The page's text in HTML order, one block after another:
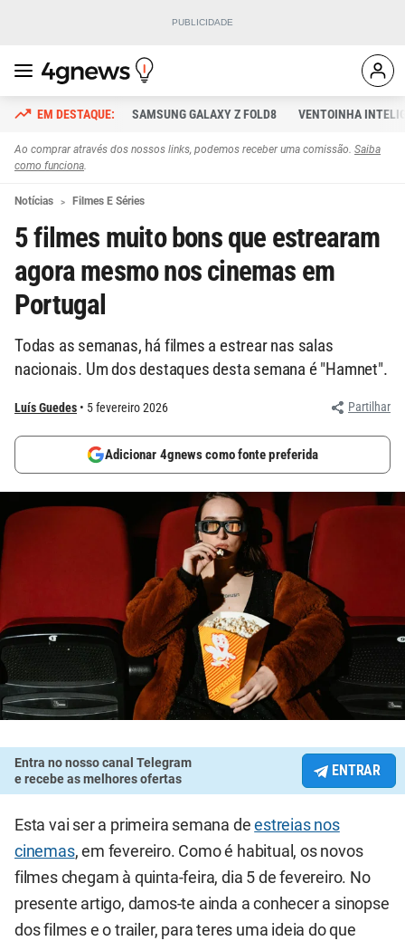
SAMSUNG GALAXY Z FOLD8 VENTOINHA
Ao comprar através dos nossos links, podemos receber uma comissão. Saiba
como funciona.
Notícias Filmes E Séries
5 filmes muito bons que estrearam
agora mesmo nos cinemas em
Portugal
Todas as semanas, há filmes a estrear nas salas
nacionais. Um dos destaques desta semana é "Hamnet".
Luís Guedes 5 fevereiro 2026 Partilhar
Adicionar 4gnews como fonte preferida
Entra no nosso canal Telegram
e recebe as melhores ofertas
ENTRAR
Esta vai ser a primeira semana deestreias nos
cinemas, em fevereiro. Como é habitual, os novos
filmes chegam à quinta-feira, dia 5 de fevereiro. No
presente artigo, damos-te ainda a conhecer a sinopse
dos filmes e o trailer, para teres uma ideia do que